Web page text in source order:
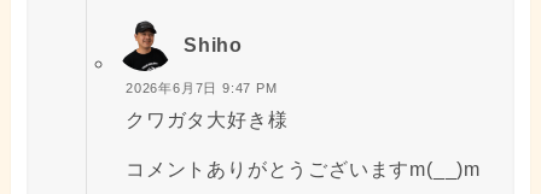
Shiho
2026年6月7日 9:47 PM
クワガタ大好き様
コメントありがとうございますm(__)m